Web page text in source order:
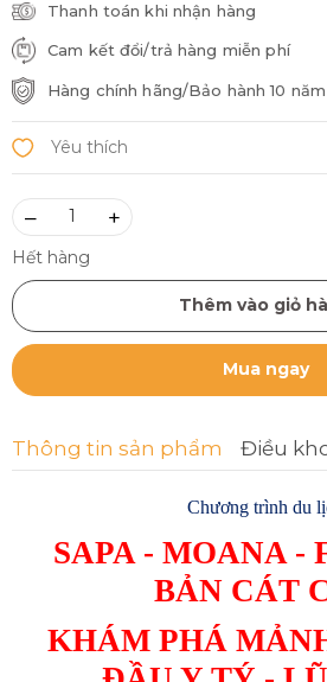
Thanh toán khi nhận hàng
Cam kết đổi/trả hàng miễn phí
Hàng chính hãng/Bảo hành 10 năm
– +
Hết hàng
Thêm vào giỏ
Mua ngay
Thông tin sản phẩm Điều
Chương trình du
SAPA - MOANA -
BẢN CÁT
KHÁM PHÁ